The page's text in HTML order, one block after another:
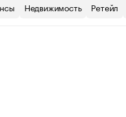
Недвижимость Ретейл